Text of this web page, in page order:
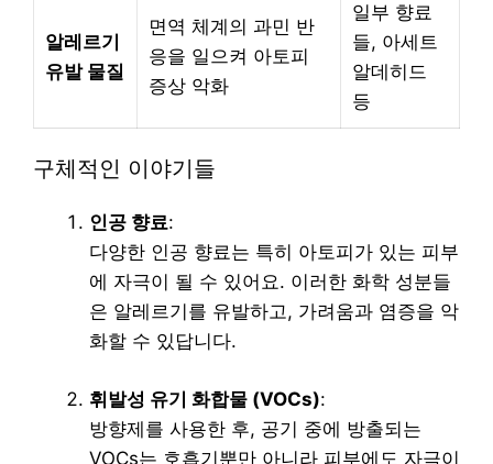
알레르기
유발 물질
면역 체계의 과민 반
응을 일으켜 아토피
증상 악화
일부 향료
들, 아세트
알데히드
등
구체적인 이야기들
인공 향료:
다양한 인공 향료는 특히 아토피가 있는 피부
에 자극이 될 수 있어요. 이러한 화학 성분들
은 알레르기를 유발하고, 가려움과 염증을 악
화할 수 있답니다.
휘발성 유기 화합물 (VOCs):
방향제를 사용한 후, 공기 중에 방출되는
VOCs는 호흡기뿐만 아니라 피부에도 자극이